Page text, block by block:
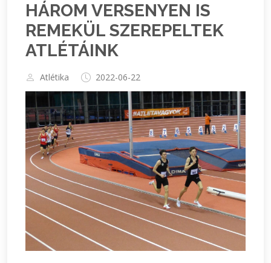
HÁROM VERSENYEN IS
REMEKÜL SZEREPELTEK
ATLÉTÁINK
Atlétika 2022-06-22